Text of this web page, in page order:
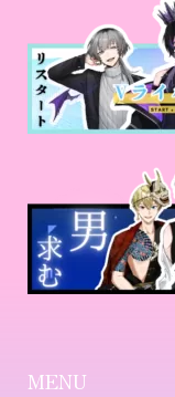
MENU